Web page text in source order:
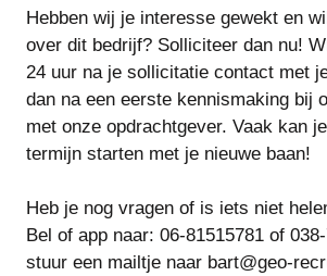
Hebben wij je interesse gewekt en
over dit bedrijf? Solliciteer dan nu!
24 uur na je sollicitatie contact met
dan na een eerste kennismaking bij
met onze opdrachtgever. Vaak kan
termijn starten met je nieuwe baan!
Heb je nog vragen of is iets niet
Bel of app naar: 06-81515781 of
stuur een mailtje naar bart@geo-